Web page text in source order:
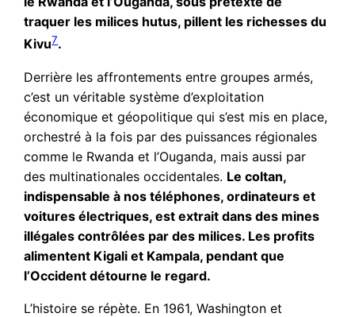
traquer les milices hutus, pillent les richesses du
Kivu7.
Derrière les affrontements entre groupes armés,
c’est un véritable système d’exploitation
économique et géopolitique qui s’est mis en place,
orchestré à la fois par des puissances régionales
comme le Rwanda et l’Ouganda, mais aussi par
des multinationales occidentales. Le coltan,
indispensable à nos téléphones, ordinateurs et
voitures électriques, est extrait dans des mines
illégales contrôlées par des milices. Les profits
alimentent Kigali et Kampala, pendant que
l’Occident détourne le regard.
L’histoire se répète. En 1961, Washington et